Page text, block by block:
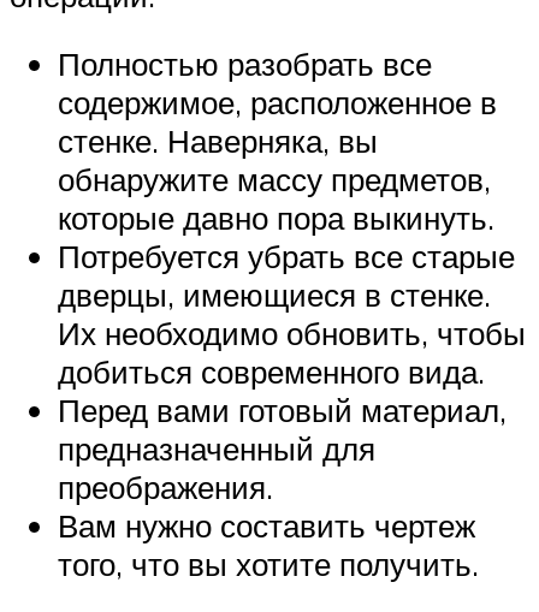
Полностью разобрать все
содержимое, расположенное в
стенке. Наверняка, вы
обнаружите массу предметов,
которые давно пора выкинуть.
Потребуется убрать все старые
дверцы, имеющиеся в стенке.
Их необходимо обновить, чтобы
добиться современного вида.
Перед вами готовый материал,
предназначенный для
преображения.
Вам нужно составить чертеж
того, что вы хотите получить.